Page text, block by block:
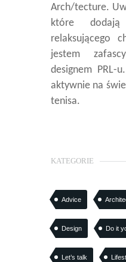
Arch/tecture.
które dodają
relaksującego
jestem
designem PRL-
aktywnie na
tenisa.
KATEGORIE
Advice
Design Do it
Let’s talk